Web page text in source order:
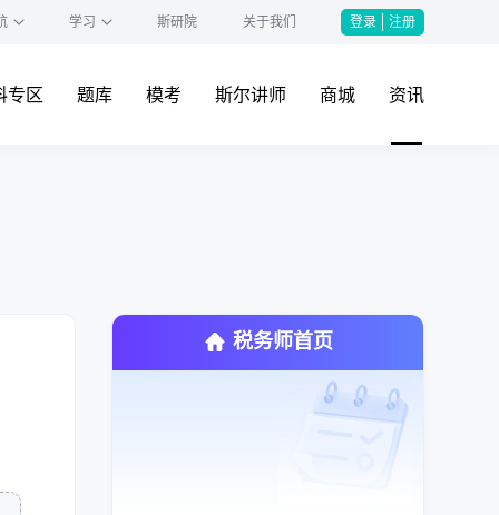
学习 斯研院 关于我们 登录 注册
专区 题库 模考 斯尔讲师 商城 资讯
税务师首页